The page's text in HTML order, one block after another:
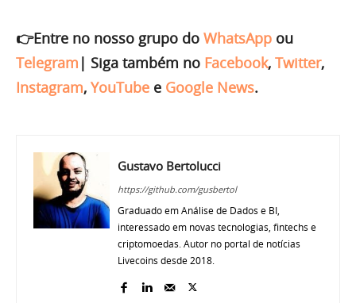
👉Entre no nosso grupo do WhatsApp ou
Telegram | Siga também no Facebook, Twitter,
Instagram, YouTube e Google News.
Gustavo Bertolucci
https://github.com/gusbertol
Graduado em Análise de Dados e BI,
interessado em novas tecnologias, fintechs e
criptomoedas. Autor no portal de notícias
Livecoins desde 2018.